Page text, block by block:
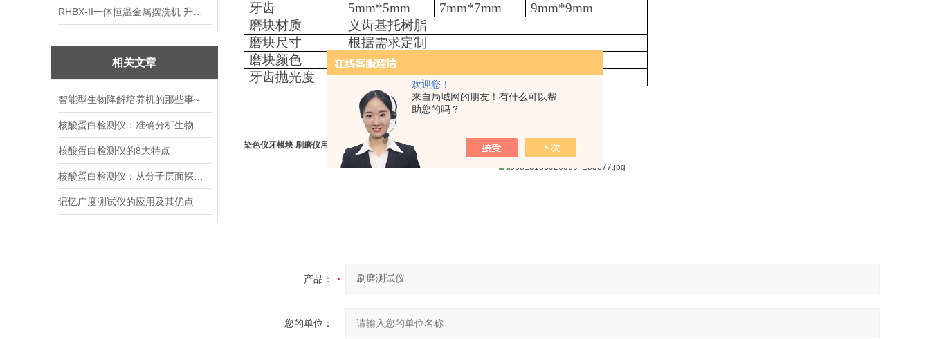
欢迎您！
来自局域网的朋友！有什么可以帮
助您的吗？
相关文章
智能型生物降解培养机的那些事~
核酸蛋白检测仪的8大特点
记忆广度测试仪的应用及其优点
牙齿 5mm*5mm 7mm*7mm
9mm*9mm
磨块材质
义齿基托树脂
磨块尺寸
根据需求定制
磨块颜色
根据需求定制（透明、白色、粉色、血丝）
牙齿抛光度
根据需求定制
染色仪牙模块 刷磨仪用牛牙
产品：
您的单位：